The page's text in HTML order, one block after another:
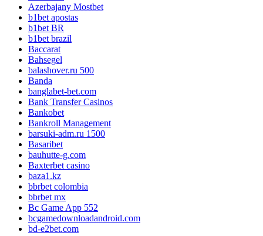
Azerbajany Mostbet
b1bet apostas
b1bet BR
b1bet brazil
Baccarat
Bahsegel
balashover.ru 500
Banda
banglabet-bet.com
Bank Transfer Casinos
Bankobet
Bankroll Management
barsuki-adm.ru 1500
Basaribet
bauhutte-g.com
Baxterbet casino
baza1.kz
bbrbet colombia
bbrbet mx
Bc Game App 552
bcgamedownloadandroid.com
bd-e2bet.com